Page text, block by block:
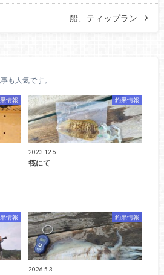
船、ティップラン
も人気です。
情報 釣果情報
2023.12.6
筏にて
情報 釣果情報
2026.5.3